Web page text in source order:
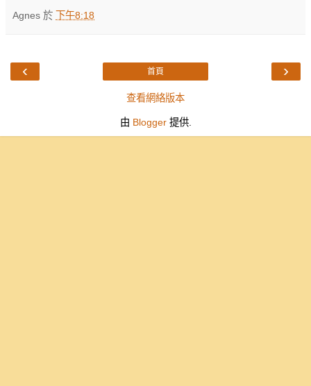
Agnes 於 下午8:18
‹ ›
首頁
查看網絡版本
由 Blogger提供.